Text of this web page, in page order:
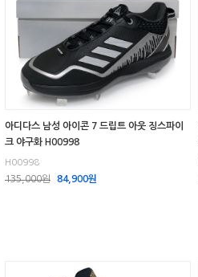
아디다스 남성 아이콘 7 드립트 아웃 징스파이
크 야구화 H00998
H00998
135,000원 84,900원